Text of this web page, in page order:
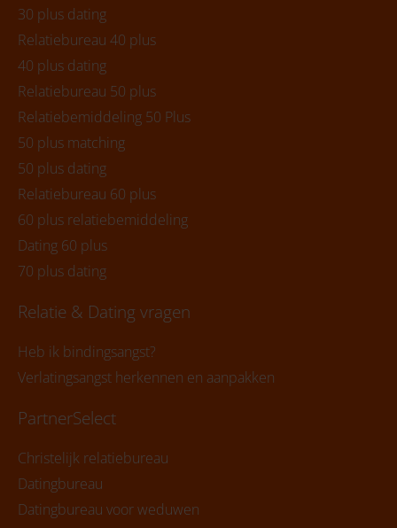
30 plus dating
Relatiebureau 40 plus
40 plus dating
Relatiebureau 50 plus
Relatiebemiddeling 50 Plus
50 plus matching
50 plus dating
Relatiebureau 60 plus
60 plus relatiebemiddeling
Dating 60 plus
70 plus dating
Relatie & Dating vragen
Heb ik bindingsangst?
Verlatingsangst herkennen en aanpakken
PartnerSelect
Christelijk relatiebureau
Datingbureau
Datingbureau voor weduwen